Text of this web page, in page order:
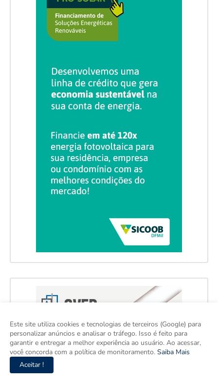
Este site utiliza cookies e tecnologias de terceiros (Google) para
personalizar anúncios e analisar o tráfego. Isso é feito para
garantir e entregar a melhor experiência ao usuário. Ao acessar,
você concorda com a política de monitoramento. Saiba Mais
Aceitar !